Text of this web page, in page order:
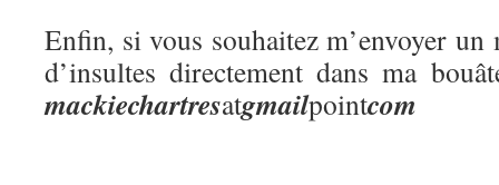
Enfin, si vous souhaitez m’envoyer
d’insultes directement dans ma
mackiechartresatgmailpointcom